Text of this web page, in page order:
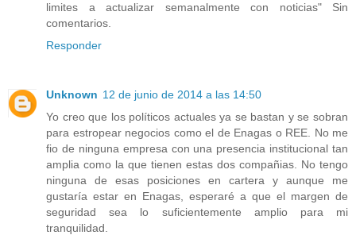
limites a actualizar semanalmente con noticias" Sin
comentarios.
Responder
Unknown 12 de junio de 2014 a las 14:50
Yo creo que los políticos actuales ya se bastan y se sobran
para estropear negocios como el de Enagas o REE. No me
fio de ninguna empresa con una presencia institucional tan
amplia como la que tienen estas dos compañias. No tengo
ninguna de esas posiciones en cartera y aunque me
gustaría estar en Enagas, esperaré a que el margen de
seguridad sea lo suficientemente amplio para mi
tranquilidad.